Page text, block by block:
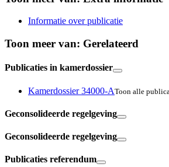
Informatie over publicatie
Toon meer van: Gerelateerd
Publicaties in kamerdossier
Kamerdossier 34000-AToon alle
Geconsolideerde regelgeving
Geconsolideerde regelgeving
Publicaties referendum